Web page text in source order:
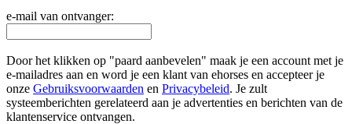
e-mail van ontvanger:
Door het klikken op "paard aanbevelen" maak je een account met je
e-mailadres aan en word je een klant van ehorses en accepteer je
onze Gebruiksvoorwaarden en Privacybeleid. Je zult
systeemberichten gerelateerd aan je advertenties en berichten van de
klantenservice ontvangen.